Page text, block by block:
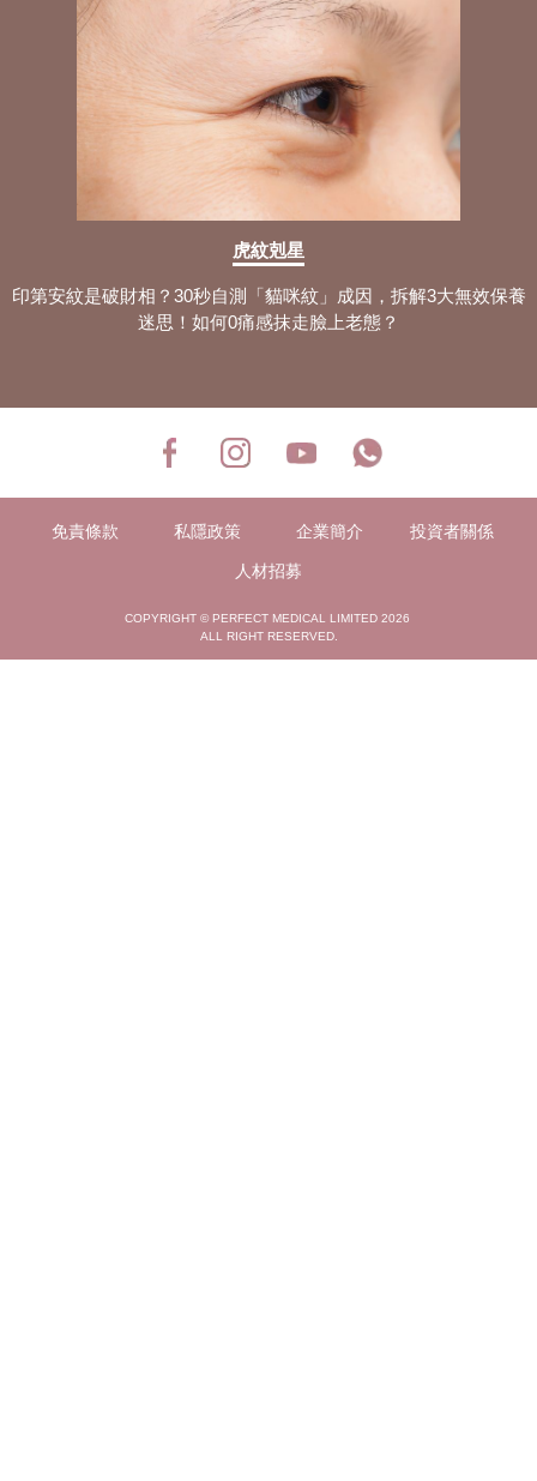
虎紋剋星
印第安紋是破財相？30秒自測「貓咪紋」成因，拆解3大無效保養
迷思！如何0痛感抹走臉上老態？
免責條款 私隱政策 企業簡介 投資者關係
人材招募
COPYRIGHT © PERFECT MEDICAL LIMITED 2026
ALL RIGHT RESERVED.